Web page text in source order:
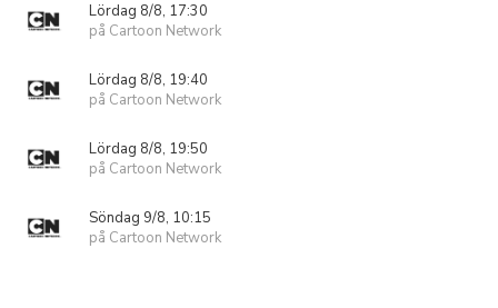
Lördag 8/8, 17:30
på Cartoon Network
Lördag 8/8, 19:40
på Cartoon Network
Lördag 8/8, 19:50
på Cartoon Network
Söndag 9/8, 10:15
på Cartoon Network